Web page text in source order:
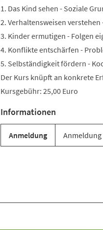
1. Das Kind sehen - Soziale
2. Verhaltensweisen
3. Kinder ermutigen - Folgen
4. Konflikte entschärfen -
5. Selbständigkeit fördern -
Der Kurs knüpft an konkrete
Kursgebühr: 25,00 Euro
Informationen
Anmeldung Anmeldung